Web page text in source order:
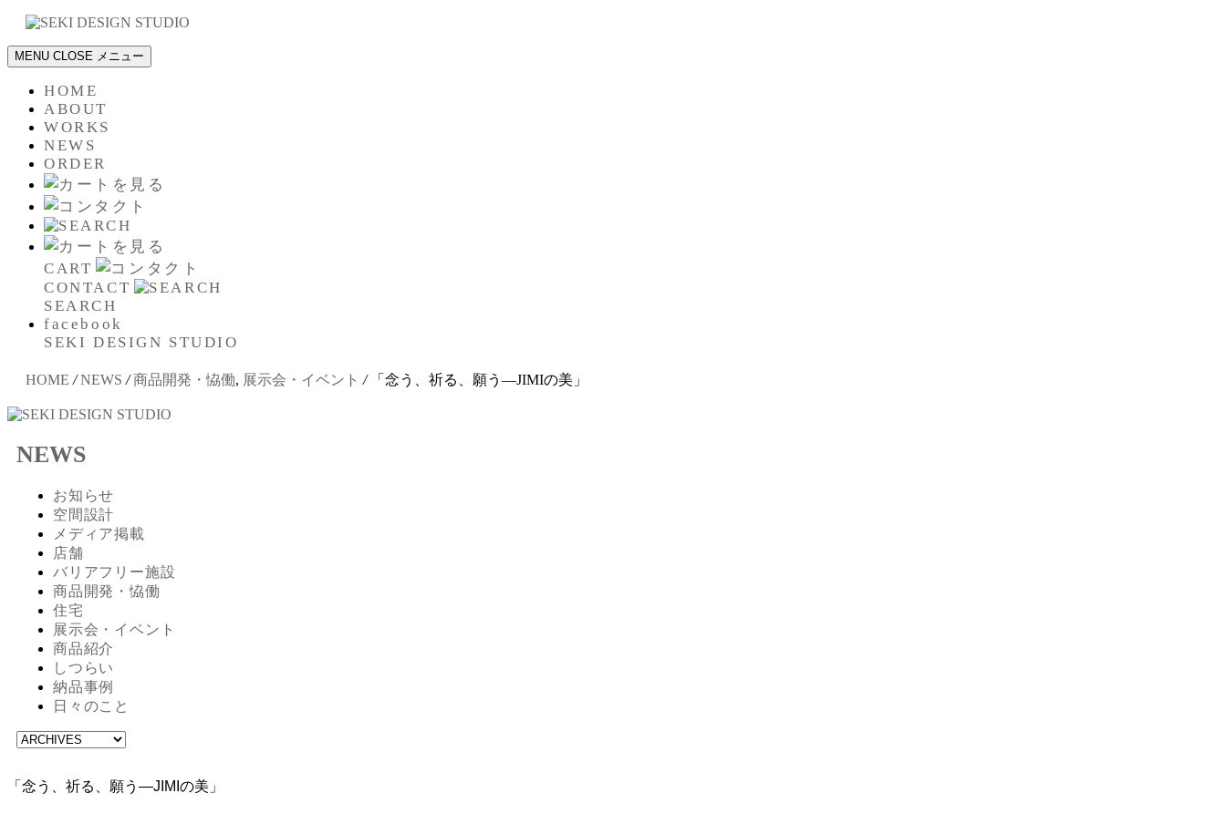
MENU CLOSE メニュー
HOME
ABOUT
WORKS
NEWS
ORDER
CART
CONTACT
SEARCH
facebook
SEKI DESIGN STUDIO
HOME / NEWS / 商品開発・恊働, 展示会・イベント / 「念う、祈る、願う―JIMIの美」
NEWS
お知らせ
空間設計
メディア掲載
店舗
バリアフリー施設
商品開発・恊働
住宅
展示会・イベント
商品紹介
しつらい
納品事例
日々のこと
「念う、祈る、願う―JIMIの美」